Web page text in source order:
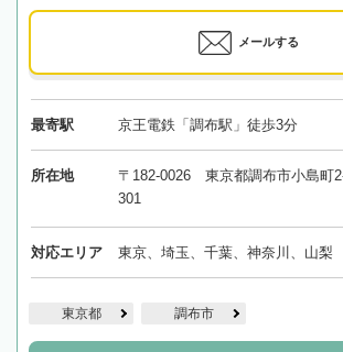
メールする
最寄駅 京王電鉄「調布駅」徒歩3分
所在地
〒182-0026 東京都調布市小島町
301
対応エリア 東京、埼玉、千葉、神奈川、山梨
東京都 調布市